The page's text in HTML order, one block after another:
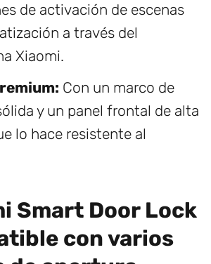
de activación de escenas
a través del
Xiaomi.
Con un marco de
y un panel frontal de alta
lo hace resistente al
Smart Door Lock
con varios